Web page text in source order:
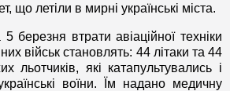
що летіли в мирні українські міста.
березня втрати авіаційної техніки
військ становлять: 44 літаки та 44
льотчиків, які катапультувались і
воїни. Їм надано медичну